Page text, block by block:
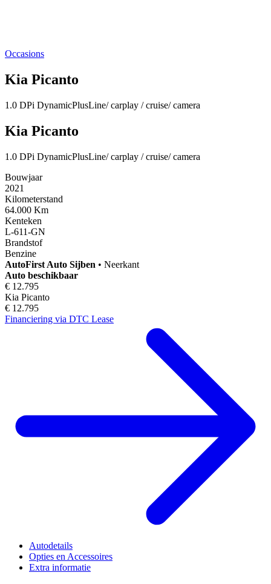
Occasions
Kia Picanto
1.0 DPi DynamicPlusLine/ carplay / cruise/ camera
Kia Picanto
1.0 DPi DynamicPlusLine/ carplay / cruise/ camera
Bouwjaar
2021
Kilometerstand
64.000 Km
Kenteken
L-611-GN
Brandstof
Benzine
AutoFirst Auto Sijben • Neerkant
Auto beschikbaar
€ 12.795
Kia Picanto
€ 12.795
Financiering via DTC Lease
Autodetails
Opties en Accessoires
Extra informatie